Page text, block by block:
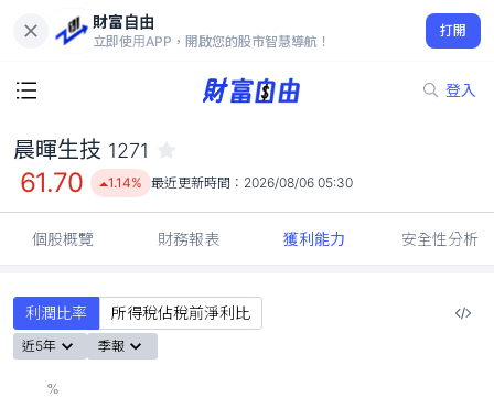
財富自由
立即使用APP，開啟您的股市智慧導航！
打開
登入
61.70
1.14%
晨暉生技 1271
61.70 1.14% 最近更新時間： 2026/08/06 05:30
個股概覽 財務報表 獲利能力 安全性分析
利潤比率 所得稅佔稅前淨利比
近5年 季報